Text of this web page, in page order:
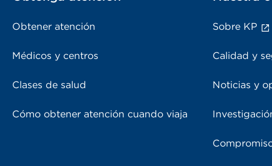
Obtener atención
Médicos y centros
Clases de salud
Cómo obtener atención cuando viaja
Sobre KP
Calidad y
Noticias y